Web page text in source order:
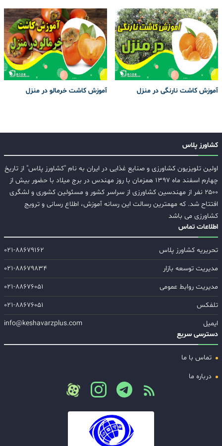
آموزش کاشت نارنگی در منزل آموزش کاشت خرمالو در منزل
کشاورز پلاس
اولین تلویزیون کشاورزی و صنایع غذایی در ایران به نام "کشاورز پلاس" از تاریخ
چهارم اسفند ماه ۱۳۹۷ همزمان با روز مهندس در برج میلاد با حضور بیش از
۲۵۰۰ نفر از مهندسین کشاورزی از سراسر کشور و مسئولین کشوری و لشگری
افتتاح شد. که مهمترین رسالت این رسانه آموزش، اطلاع رسانی و ترویج
کشاورزی می باشد
اطلاعات تماس
تحریریه کشاورز پلاس
۰۲۱-۸۸۶۷۹۱۶۲
مدیریت توسعه بازار
۰۲۱-۸۸۶۷۹۸۳۴
مدیریت روابط عمومی
۰۲۱-۸۸۶۷۶۰۵۱
تلفکس
۰۲۱-۸۸۶۷۶۰۵۱
ایمیل
info@keshavarzplus.com
دسترسی سریع
تماس با ما
درباره ما